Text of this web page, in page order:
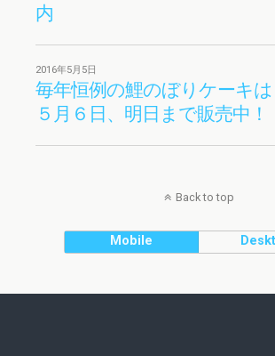
内
2016年5月5日
毎年恒例の鯉のぼりケーキは
５月６日、明日まで販売中！
Back to top
Mobile